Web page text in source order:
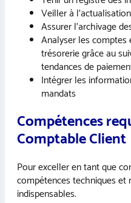
Veiller à
Assurer l’archivage
Analyser les comptes
trésorerie grâce au
tendances de
Intégrer les
mandats
Compétences
Comptable Client
Pour exceller en tant que
compétences techniques
indispensables.